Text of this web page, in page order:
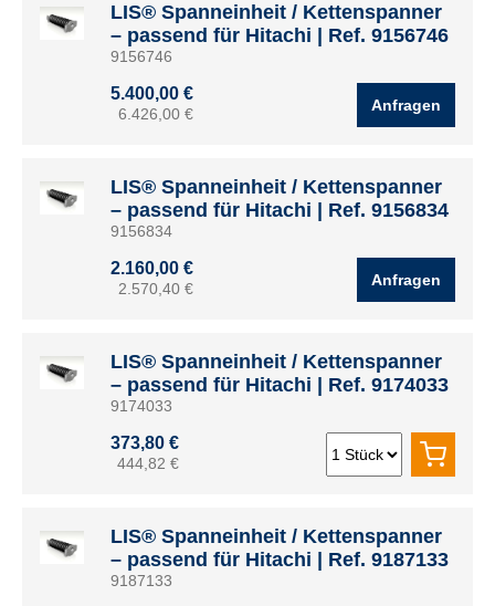
LIS® Spanneinheit / Kettenspanner
– passend für Hitachi | Ref. 9156746
9156746
5.400,00 €
6.426,00 € Anfragen
LIS® Spanneinheit / Kettenspanner
– passend für Hitachi | Ref. 9156834
9156834
2.160,00 €
2.570,40 € Anfragen
LIS® Spanneinheit / Kettenspanner
– passend für Hitachi | Ref. 9174033
9174033
373,80 €
444,82 €
LIS® Spanneinheit / Kettenspanner
– passend für Hitachi | Ref. 9187133
9187133